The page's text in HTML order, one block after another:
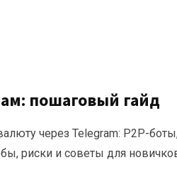
пошаговый гайд
через Telegram: P2P-
риски и советы для